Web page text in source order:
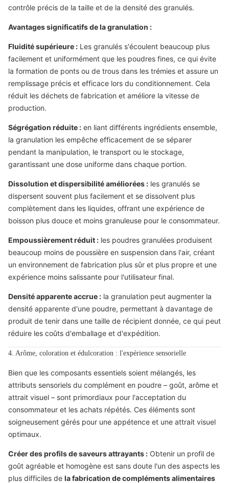
contrôle précis de la taille et de la densité des granulés.
Avantages significatifs de la granulation :
Fluidité supérieure : Les granulés s'écoulent beaucoup plus
facilement et uniformément que les poudres fines, ce qui évite
la formation de ponts ou de trous dans les trémies et assure un
remplissage précis et efficace lors du conditionnement. Cela
réduit les déchets de fabrication et améliore la vitesse de
production.
Ségrégation réduite : en liant différents ingrédients ensemble,
la granulation les empêche efficacement de se séparer
pendant la manipulation, le transport ou le stockage,
garantissant une dose uniforme dans chaque portion.
Dissolution et dispersibilité améliorées : les granulés se
dispersent souvent plus facilement et se dissolvent plus
complètement dans les liquides, offrant une expérience de
boisson plus douce et moins granuleuse pour le consommateur.
Empoussièrement réduit : les poudres granulées produisent
beaucoup moins de poussière en suspension dans l'air, créant
un environnement de fabrication plus sûr et plus propre et une
expérience moins salissante pour l'utilisateur final.
Densité apparente accrue : la granulation peut augmenter la
densité apparente d'une poudre, permettant à davantage de
produit de tenir dans une taille de récipient donnée, ce qui peut
réduire les coûts d'emballage et d'expédition.
4. Arôme, coloration et édulcoration : l'expérience sensorielle
Bien que les composants essentiels soient mélangés, les
attributs sensoriels du complément en poudre – goût, arôme et
attrait visuel – sont primordiaux pour l'acceptation du
consommateur et les achats répétés. Ces éléments sont
soigneusement gérés pour une appétence et une attrait visuel
optimaux.
Créer des profils de saveurs attrayants : Obtenir un profil de
goût agréable et homogène est sans doute l'un des aspects les
plus difficiles de la fabrication de compléments alimentaires